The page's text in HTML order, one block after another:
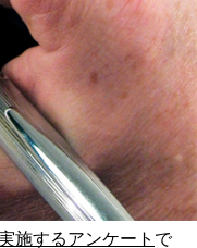
施するアンケート で